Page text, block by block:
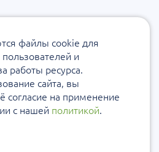
файлы cookie для
и
работы ресурса.
сайта, вы
согласие на применение
с нашей политикой.